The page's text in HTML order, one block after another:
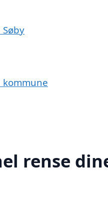
rense